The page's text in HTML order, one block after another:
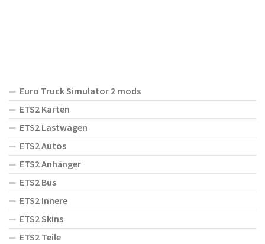
Euro Truck Simulator 2 mods
ETS2 Karten
ETS2 Lastwagen
ETS2 Autos
ETS2 Anhänger
ETS2 Bus
ETS2 Innere
ETS2 Skins
ETS2 Teile